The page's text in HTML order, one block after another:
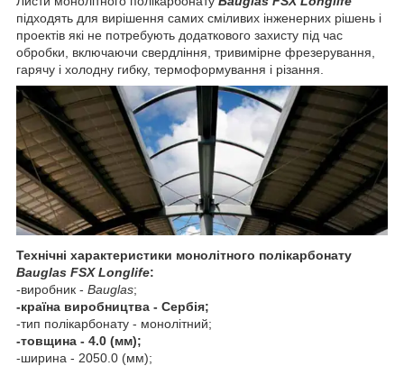
підходять для вирішення самих сміливих інженерних рішень і
проектів які не потребують додаткового захисту під час
обробки, включаючи свердління, тривимірне фрезерування,
гарячу і холодну гибку, термоформування і різання.
Технічні характеристики монолітного полікарбонату
Bauglas FSX Longlife:
-виробник - Bauglas;
-країна виробництва - Сербія;
-тип полікарбонату - монолітний;
-товщина - 4.0 (мм);
-ширина - 2050.0 (мм);